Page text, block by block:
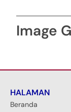
Image
HALAMAN
Beranda